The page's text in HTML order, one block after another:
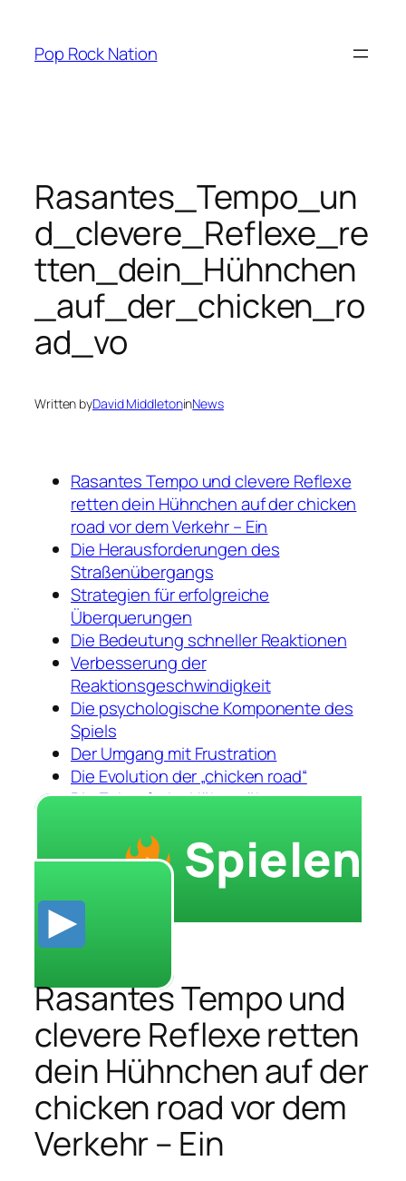
content
Pop Rock Nation
Rasantes_Tempo_un
d_clevere_Reflexe_re
tten_dein_Hühnchen
_auf_der_chicken_ro
ad_vo
Written byDavid MiddletoninNews
Rasantes Tempo und clevere Reflexe
retten dein Hühnchen auf der chicken
road vor dem Verkehr – Ein
Die Herausforderungen des
Straßenübergangs
Strategien für erfolgreiche
Überquerungen
Die Bedeutung schneller Reaktionen
Verbesserung der
Reaktionsgeschwindigkeit
Die psychologische Komponente des
Spiels
Der Umgang mit Frustration
Die Evolution der „chicken road“
Die Zukunft der Hühnerüberquerung
Spielen
Rasantes Tempo und
clevere Reflexe retten
dein Hühnchen auf der
chicken road vor dem
Verkehr – Ein